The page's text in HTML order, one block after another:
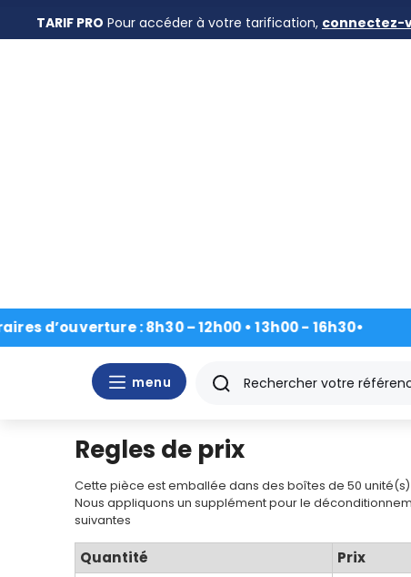
TARIF PRO Pour accéder à votre tarification, connectez-
: 8h30 – 12h00 • 13h00 - 16h30•
produits
CAD/3D
Fiches
techniques
Catalogue
Documentations
menu
menu Rechercher
Regles de prix
Cette pièce est emballée dans des boîtes de 50 unité(s)
Nous appliquons un supplément pour le
suivantes
Quantité
Prix